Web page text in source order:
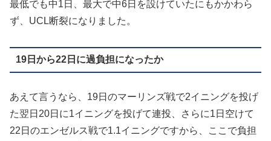
最低でも中1日、最大で中6日を設けていたにもかかわら
ず、UCL断裂になりました。
19日から22日に過負担になったか
あえて言うなら、19日のマーリンズ戦で2イニングを投げ
た翌日20日に1イニングを投げて連投、さらに1日空けて
22日のエンゼルス戦で1.1イニングですから、ここで負担